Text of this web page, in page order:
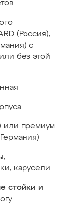
(Россия),
с
без этой
или премиум
карусели
стойки и